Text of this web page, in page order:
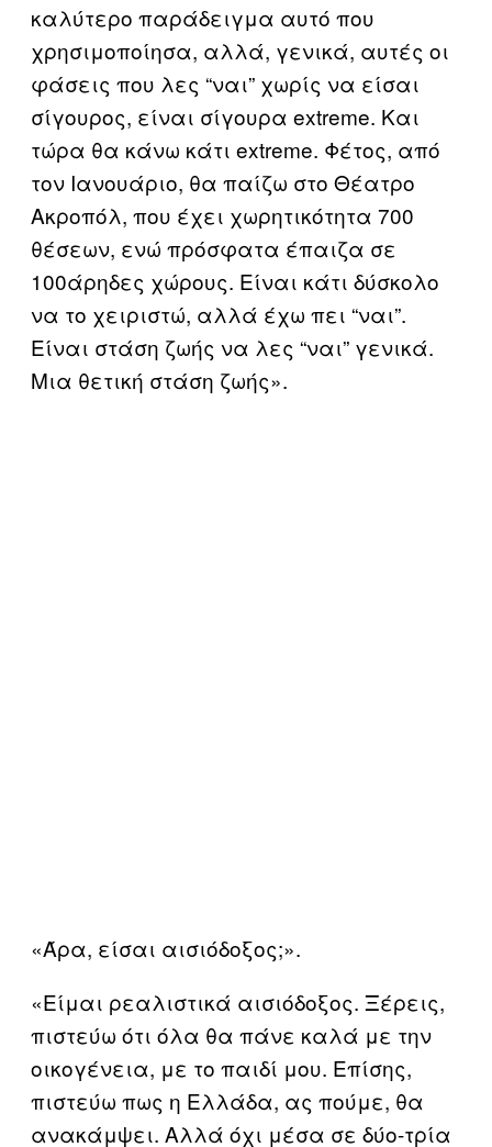
καλύτερο παράδειγμα αυτό που
χρησιμοποίησα, αλλά, γενικά, αυτές οι
φάσεις που λες “ναι” χωρίς να είσαι
σίγουρος, είναι σίγουρα extreme. Και
τώρα θα κάνω κάτι extreme. Φέτος, από
τον Ιανουάριο, θα παίζω στο Θέατρο
Ακροπόλ, που έχει χωρητικότητα 700
θέσεων, ενώ πρόσφατα έπαιζα σε
100άρηδες χώρους. Είναι κάτι δύσκολο
να το χειριστώ, αλλά έχω πει “ναι”.
Είναι στάση ζωής να λες “ναι” γενικά.
Μια θετική στάση ζωής».
«Άρα, είσαι αισιόδοξος;».
«Είμαι ρεαλιστικά αισιόδοξος. Ξέρεις,
πιστεύω ότι όλα θα πάνε καλά με την
οικογένεια, με το παιδί μου. Επίσης,
πιστεύω πως η Ελλάδα, ας πούμε, θα
ανακάμψει. Αλλά όχι μέσα σε δύο-τρία